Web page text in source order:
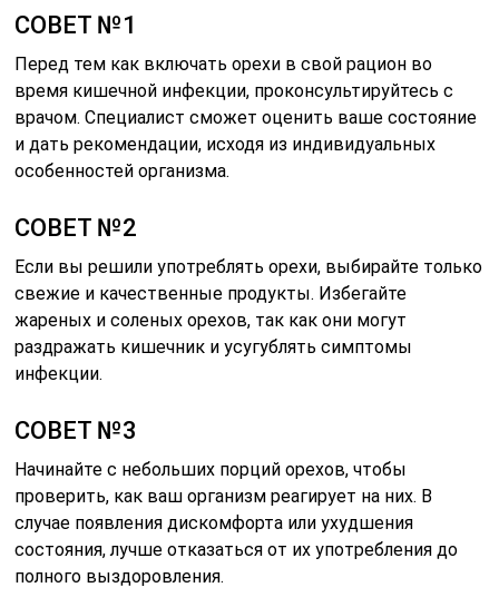
СОВЕТ №1
Перед тем как включать орехи в свой рацион во
время кишечной инфекции, проконсультируйтесь с
врачом. Специалист сможет оценить ваше состояние
и дать рекомендации, исходя из индивидуальных
особенностей организма.
СОВЕТ №2
Если вы решили употреблять орехи, выбирайте только
свежие и качественные продукты. Избегайте
жареных и соленых орехов, так как они могут
раздражать кишечник и усугублять симптомы
инфекции.
СОВЕТ №3
Начинайте с небольших порций орехов, чтобы
проверить, как ваш организм реагирует на них. В
случае появления дискомфорта или ухудшения
состояния, лучше отказаться от их употребления до
полного выздоровления.